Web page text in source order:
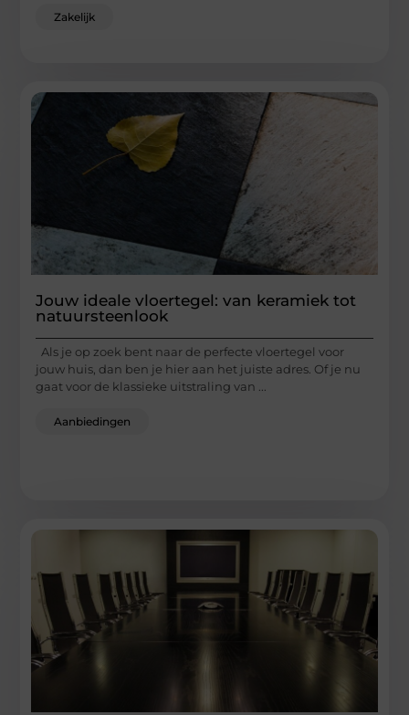
Zakelijk
Jouw ideale vloertegel: van keramiek tot
natuursteenlook
Als je op zoek bent naar de perfecte vloertegel voor
jouw huis, dan ben je hier aan het juiste adres. Of je nu
gaat voor de klassieke uitstraling van ...
Aanbiedingen